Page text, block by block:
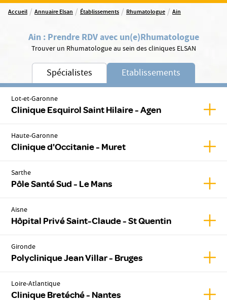
Accueil / Annuaire Elsan / Établissements / Rhumatologue / Ain
Ain: Prendre RDV avec un(e)Rhumatologue
Trouver un Rhumatologue au sein des cliniques ELSAN
Spécialistes Etablissements
Lot-et-Garonne
Clinique Esquirol Saint Hilaire - Agen
Haute-Garonne
Clinique d'Occitanie - Muret
Sarthe
Pôle Santé Sud - Le Mans
Aisne
Hôpital Privé Saint-Claude - St Quentin
Gironde
Polyclinique Jean Villar - Bruges
Loire-Atlantique
Clinique Bretéché - Nantes